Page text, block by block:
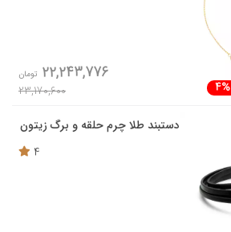
4%
22,243,776 تومان
23,170,600
دستبند طلا چرم حلقه و برگ زیتون
4